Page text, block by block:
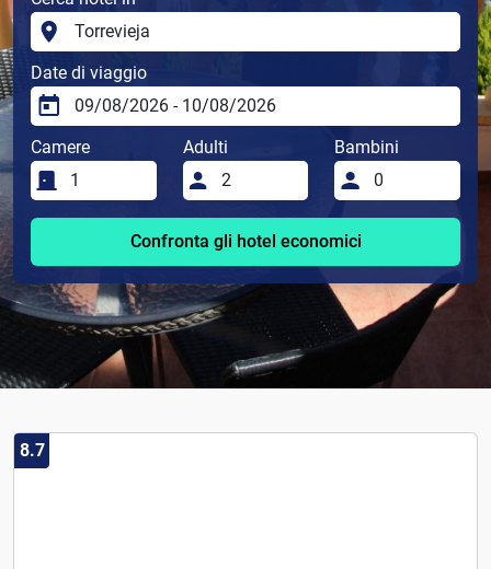
Date di viaggio
Camere Adulti Bambini
Confronta gli hotel economici
8.7